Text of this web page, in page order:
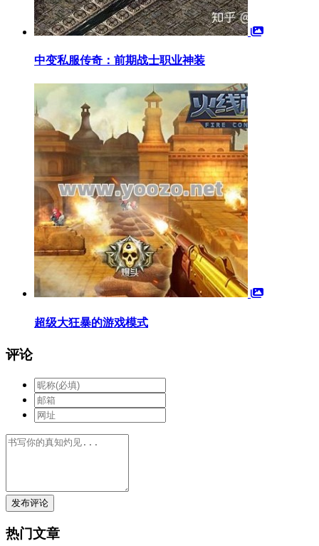
中变私服传奇：前期战士职业神装
超级大狂暴的游戏模式
评论
发布评论
热门文章